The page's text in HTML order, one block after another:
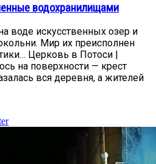
водохранилищами
воде искусственных озер и
Мир их преисполнен
Церковь в Потоси |
на поверхности — крест
вся деревня, а жителей